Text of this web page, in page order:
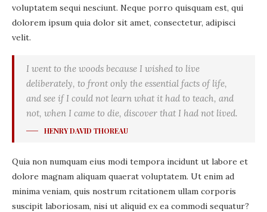
voluptatem sequi nesciunt. Neque porro quisquam est, qui
dolorem ipsum quia dolor sit amet, consectetur, adipisci
velit.
I went to the woods because I wished to live
deliberately, to front only the essential facts of life,
and see if I could not learn what it had to teach, and
not, when I came to die, discover that I had not lived.
HENRY DAVID THOREAU
Quia non numquam eius modi tempora incidunt ut labore et
dolore magnam aliquam quaerat voluptatem. Ut enim ad
minima veniam, quis nostrum rcitationem ullam corporis
suscipit laboriosam, nisi ut aliquid ex ea commodi sequatur?